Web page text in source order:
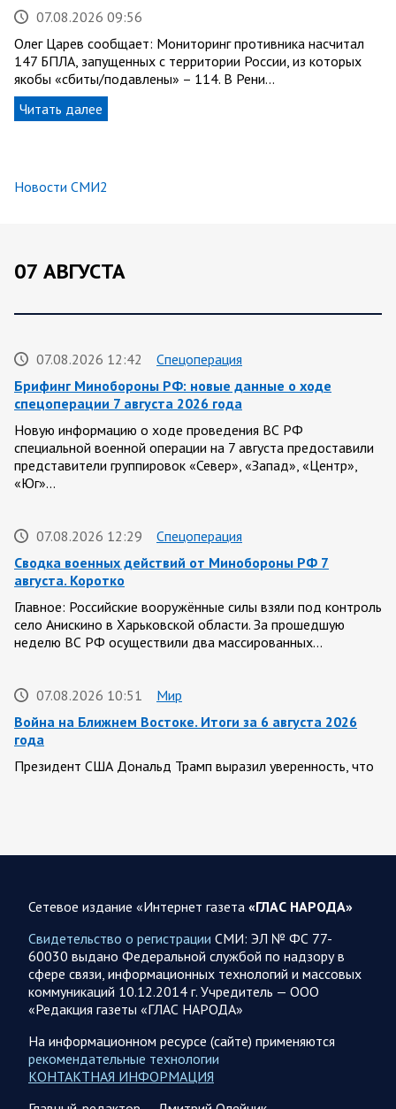
07.08.2026 09:56
Олег Царев сообщает: Мониторинг противника насчитал
147 БПЛА, запущенных с территории России, из которых
якобы «сбиты/подавлены» – 114. В Рени…
Читать далее
Новости СМИ2
07 АВГУСТА
07.08.2026 12:42
Спецоперация
Брифинг Минобороны РФ: новые данные о ходе
спецоперации 7 августа 2026 года
Новую информацию о ходе проведения ВС РФ
специальной военной операции на 7 августа предоставили
представители группировок «Север», «Запад», «Центр»,
«Юг»…
07.08.2026 12:29
Спецоперация
Сводка военных действий от Минобороны РФ 7
августа. Коротко
Главное: Российские вооружённые силы взяли под контроль
село Анискино в Харьковской области. За прошедшую
неделю ВС РФ осуществили два массированных…
07.08.2026 10:51
Мир
Война на Ближнем Востоке. Итоги за 6 августа 2026
года
Президент США Дональд Трамп выразил уверенность, что
07.08.2026 09:56
Спецоперация
объектам в 6 областях Украины
147 БПЛА, запущенных с территории России, из которых
якобы «сбиты/подавлены» – 114. В Рени…
07.08.2026 09:46
Спецоперация
Фронтовая сводка Олега Царева на утро 7 августа 2026
года
203 украинских БПЛА сбито ПВО ночью над 18 субъектами
РФ: Беспилотники сбивали над территориями
Сетевое издание «Интернет газета «ГЛАС НАРОДА»
Свидетельство о регистрации СМИ: ЭЛ № ФС 77-
60030 выдано Федеральной службой по надзору в
сфере связи, информационных технологий и массовых
коммуникаций 10.12.2014 г. Учредитель — ООО
«Редакция газеты «ГЛАС НАРОДА»
На информационном ресурсе (сайте) применяются
рекомендательные технологии
КОНТАКТНАЯ ИНФОРМАЦИЯ